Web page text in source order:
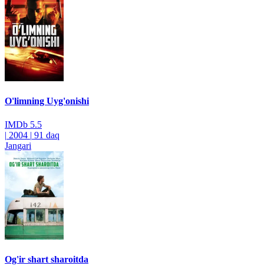
O'limning Uyg'onishi
IMDb 5.5
| 2004 | 91 daq
Jangari
Og'ir shart sharoitda